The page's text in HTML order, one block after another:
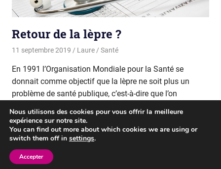
Retour de la lèpre ?
11 septembre 2019 Laure Santé
En 1991 l’Organisation Mondiale pour la Santé se
donnait comme objectif que la lèpre ne soit plus un
problème de santé publique, c’est-à-dire que l’on
READ MORE
WordPress Theme: Gridbox by ThemeZee.
Nous utilisons des cookies pour vous offrir la meilleure
expérience sur notre site.
You can find out more about which cookies we are using or
switch them off in settings.
Accepter